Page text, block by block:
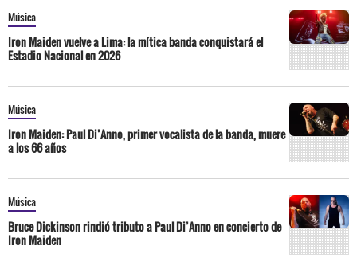
Música
Iron Maiden vuelve a Lima: la mítica banda conquistará el
Estadio Nacional en 2026
Música
Iron Maiden: Paul Di’Anno, primer vocalista de la banda, muere
a los 66 años
Música
Bruce Dickinson rindió tributo a Paul Di’Anno en concierto de
Iron Maiden